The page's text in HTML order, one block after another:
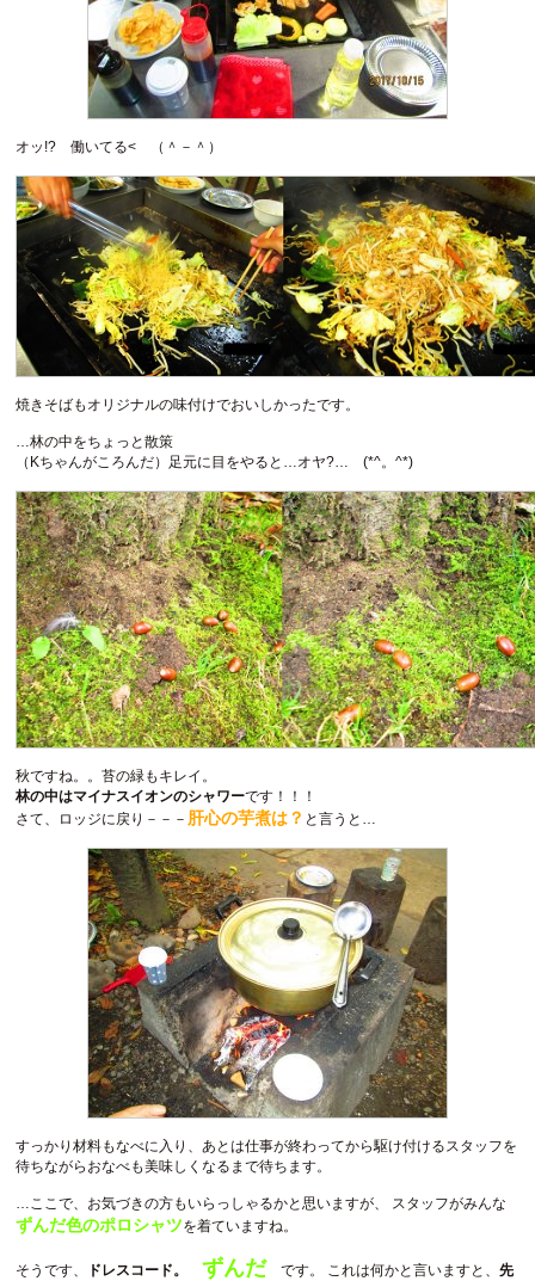
オッ!? 働いてる< （＾－＾）
焼きそばもオリジナルの味付けでおいしかったです。
…林の中をちょっと散策
（Kちゃんがころんだ）足元に目をやると…オヤ?… (*^。^*)
秋ですね。。苔の緑もキレイ。
林の中はマイナスイオンのシャワーです！！！
さて、ロッジに戻り－－－ 肝心の芋煮は？ と言うと…
すっかり材料もなべに入り、あとは仕事が終わってから駆け付けるスタッフを
待ちながらおなべも美味しくなるまで待ちます。
…ここで、お気づきの方もいらっしゃるかと思いますが、 スタッフがみんな
ずんだ色のポロシャツを着ていますね。
そうです、 ドレスコード。ずんだ です。 これは何かと言いますと、先